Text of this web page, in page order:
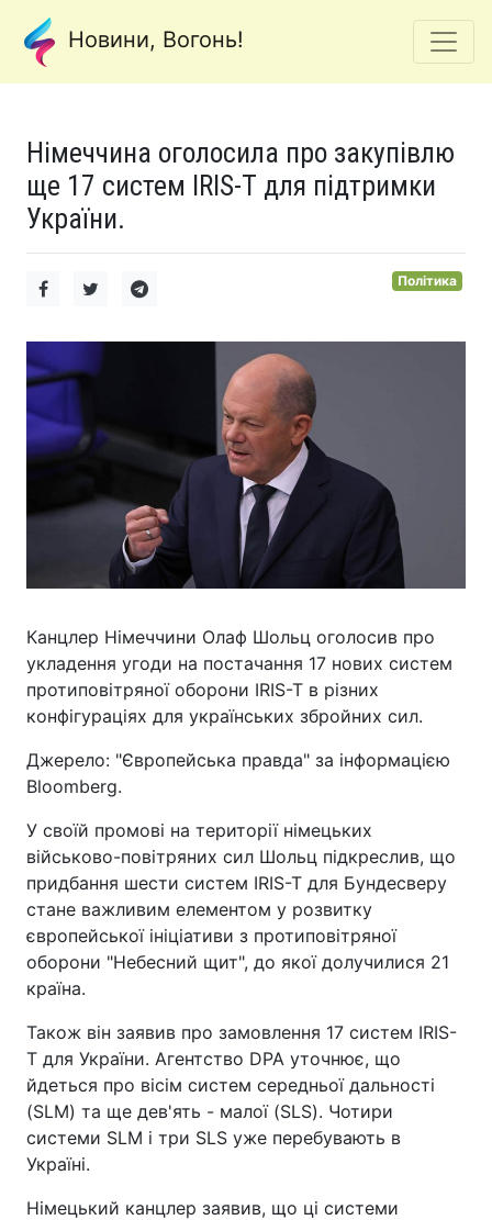
Новини, Вогонь!
Німеччина оголосила про закупівлю
ще 17 систем IRIS-T для підтримки
України.
Політика
Канцлер Німеччини Олаф Шольц оголосив про
укладення угоди на постачання 17 нових систем
протиповітряної оборони IRIS-T в різних
конфігураціях для українських збройних сил.
Джерело: "Європейська правда" за інформацією
Bloomberg.
У своїй промові на території німецьких
військово-повітряних сил Шольц підкреслив, що
придбання шести систем IRIS-T для Бундесверу
стане важливим елементом у розвитку
європейської ініціативи з протиповітряної
оборони "Небесний щит", до якої долучилися 21
країна.
Також він заявив про замовлення 17 систем IRIS-
T для України. Агентство DPA уточнює, що
йдеться про вісім систем середньої дальності
(SLM) та ще дев'ять - малої (SLS). Чотири
системи SLM і три SLS уже перебувають в
Україні.
Німецький канцлер заявив, що ці системи